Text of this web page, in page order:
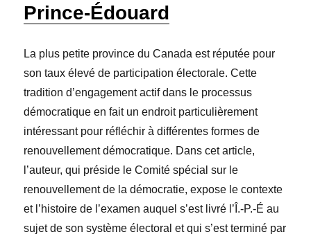
Prince-Édouard
La plus petite province du Canada est réputée pour
son taux élevé de participation électorale. Cette
tradition d’engagement actif dans le processus
démocratique en fait un endroit particulièrement
intéressant pour réfléchir à différentes formes de
renouvellement démocratique. Dans cet article,
l’auteur, qui préside le Comité spécial sur le
renouvellement de la démocratie, expose le contexte
et l’histoire de l’examen auquel s’est livré l’Î.-P.-É au
sujet de son système électoral et qui s’est terminé par